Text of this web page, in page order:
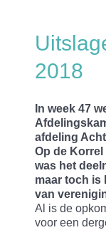
2018
In week 47
afdeling
Op de
was het
maar toch is
van
Al is de
voor een